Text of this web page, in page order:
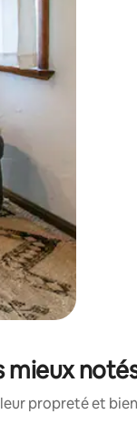
glisser.
mieux
propreté et